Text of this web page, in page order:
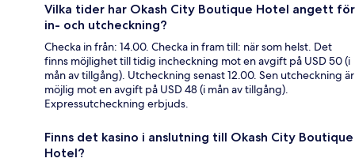
Vilka tider har Okash City Boutique Hotel angett för
in- och utcheckning?
Checka in från: 14.00. Checka in fram till: när som helst. Det
finns möjlighet till tidig incheckning mot en avgift på USD 50 (i
mån av tillgång). Utcheckning senast 12.00. Sen utcheckning är
möjlig mot en avgift på USD 48 (i mån av tillgång).
Expressutcheckning erbjuds.
Finns det kasino i anslutning till Okash City Boutique
Hotel?